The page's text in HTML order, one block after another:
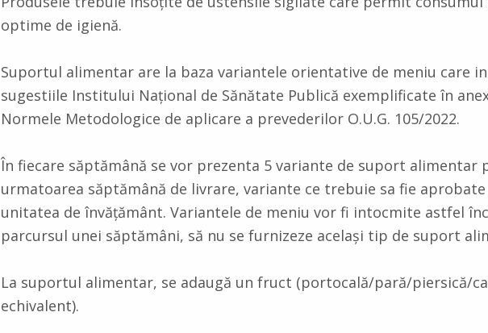
optime de igienă.
Suportul alimentar are la baza variantele orientative de meniu care
sugestiile Institului Național de Sănătate Publică exemplificate în
Normele Metodologice de aplicare a prevederilor O.U.G. 105/2022.
În fiecare săptămână se vor prezenta 5 variante de suport alimentar
urmatoarea săptămână de livrare, variante ce trebuie sa fie
unitatea de învățământ. Variantele de meniu vor fi intocmite astfel
parcursul unei săptămâni, să nu se furnizeze același tip de suport
La suportul alimentar, se adaugă un fruct (portocală/pară/piersică/
echivalent).